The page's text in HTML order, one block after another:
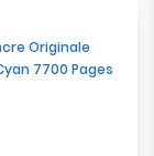
Originale
7700 Pages